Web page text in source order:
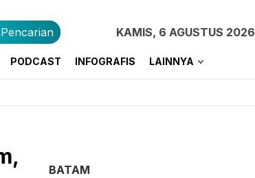
Pencarian KAMIS, 6 AGUSTUS 2026
PODCAST INFOGRAFIS LAINNYA
BATAM